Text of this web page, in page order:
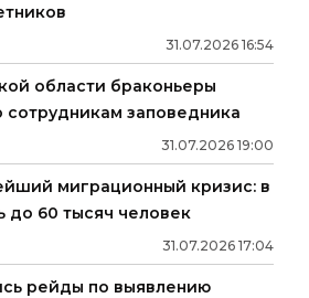
31.07.2026 16:54
области браконьеры
сотрудникам заповедника
31.07.2026 19:00
миграционный кризис: в
до 60 тысяч человек
31.07.2026 17:04
рейды по выявлению